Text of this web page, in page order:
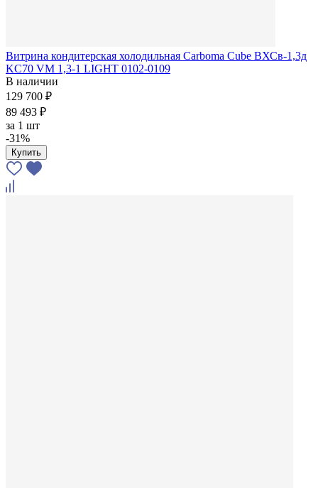
Витрина кондитерская холодильная Сarboma Cube ВХСв-1,3д
KC70 VM 1,3-1 LIGHT 0102-0109
В наличии
129 700 ₽
89 493 ₽
за 1 шт
-31%
Купить